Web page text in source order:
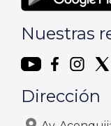
Nuestras
Dirección